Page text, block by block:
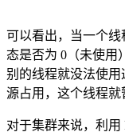
可以看出，当一个
态是否为 0（未使用
别的线程就没法使
源占用，这个线程就
对于集群来说，利用